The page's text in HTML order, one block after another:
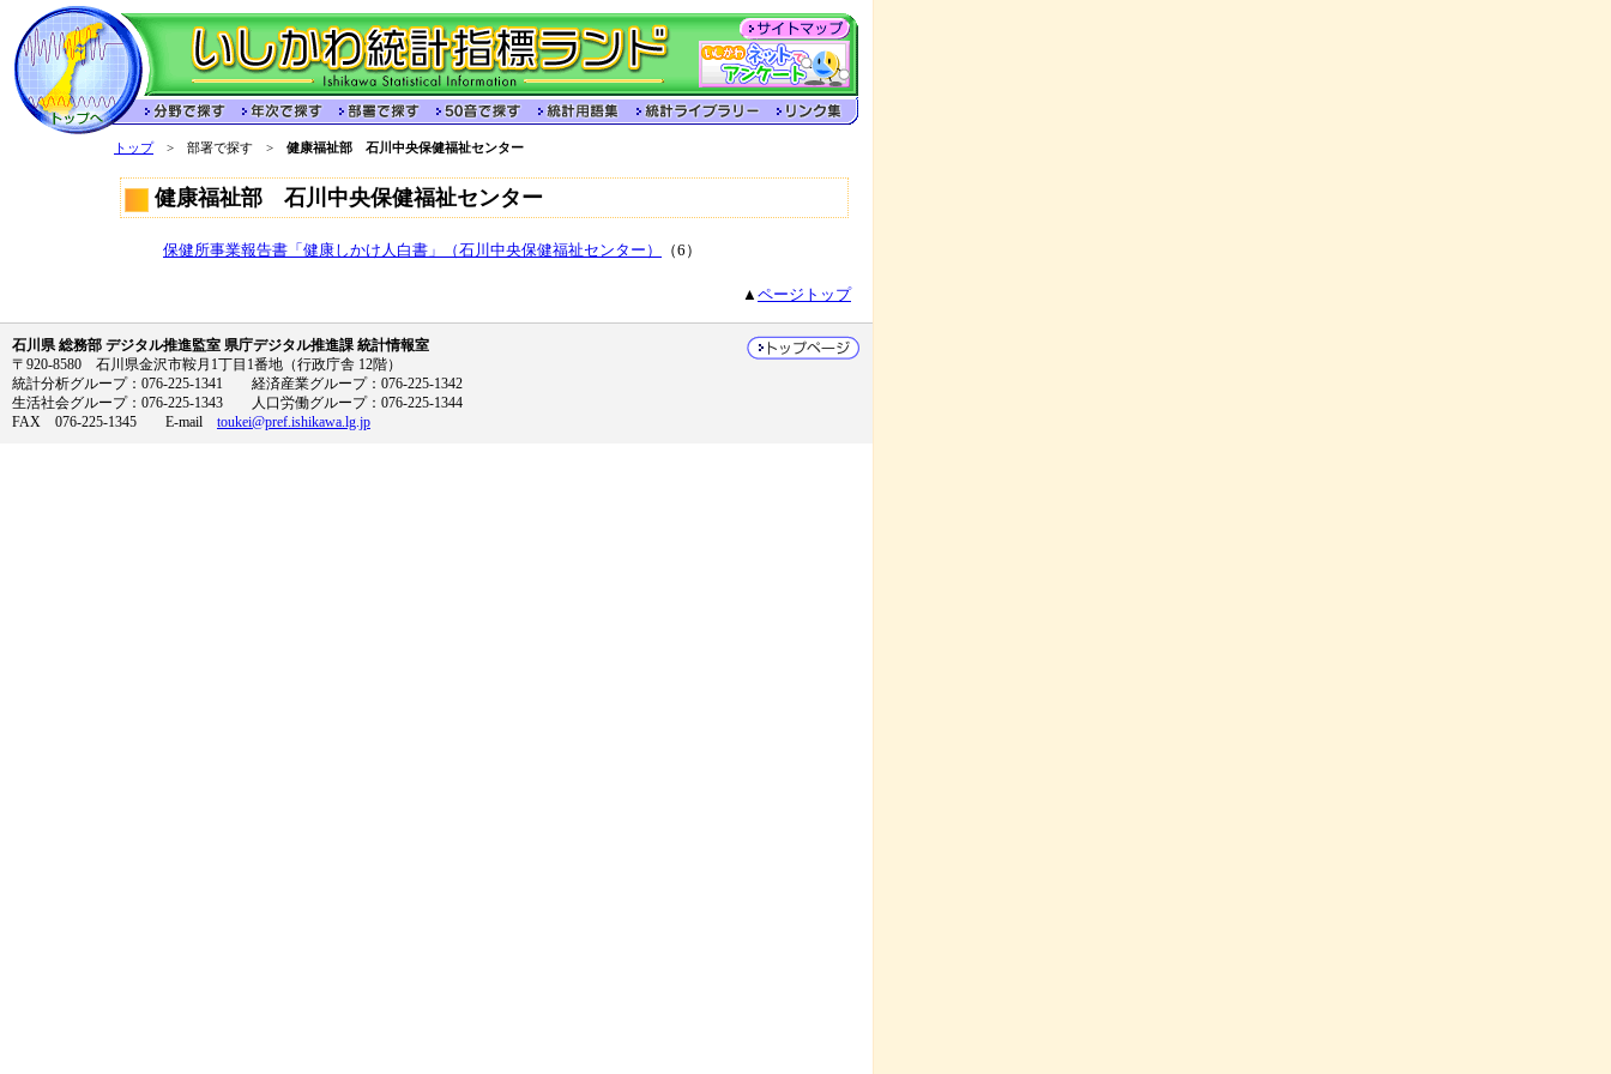
トップ> 部署で探す > 健康福祉部 石川中央保健福祉センター
健康福祉部 石川中央保健福祉センター
保健所事業報告書「健康しかけ人白書」（石川中央保健福祉センター） （6）
▲ ページトップ
石川県 総務部 デジタル推進監室 県庁デジタル推進課 統計情報室
〒920-8580 石川県金沢市鞍月1丁目1番地（行政庁舎 12階）
統計分析グループ：076-225-1341 経済産業グループ：076-225-1342
生活社会グループ：076-225-1343 人口労働グループ：076-225-1344
FAX 076-225-1345 E-mail toukei@pref.ishikawa.lg.jp